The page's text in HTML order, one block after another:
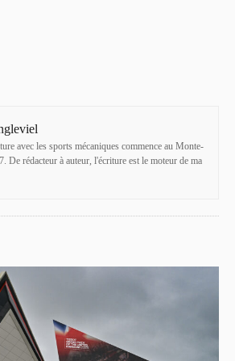
avec les sports mécaniques commence au Monte-
De rédacteur à auteur, l'écriture est le moteur de ma